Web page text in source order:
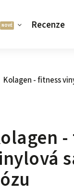
Recenze
Kolagen - fitness